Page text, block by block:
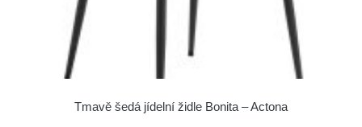
Tmavě šedá jídelní židle Bonita – Actona